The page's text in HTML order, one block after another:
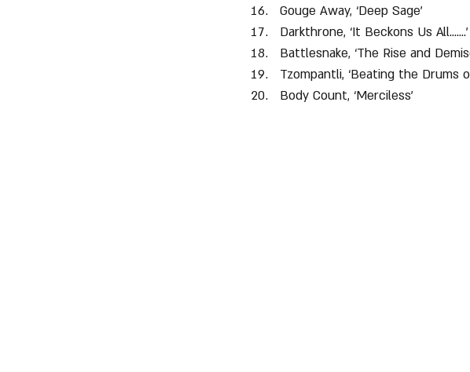
Gouge Away, ‘Deep Sage’
Darkthrone, ‘It Beckons Us All…….’
Battlesnake, ‘The Rise and
Tzompantli, ‘Beating the Drums
Body Count, ‘Merciless’